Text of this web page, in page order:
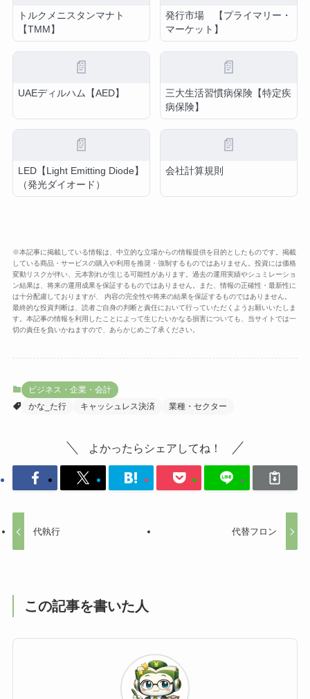
トルクメニスタンマナト
【TMM】
発行市場 【プライマリー・
マーケット】
📄
UAEディルハム【AED】
📄
三大生活習慣病保険【特定疾
病保険】
📄
LED【Light Emitting Diode】
（発光ダイオード）
📄
会社計算規則
※本記事に掲載している情報は、中立的な立場からの情報提供を目的としたものです。掲載
している商品・サービスの購入や利用を推奨・強制するものではありません。投資には価格
変動リスクが伴い、元本割れが生じる可能性があります。過去の運用実績やシュミレーショ
ン結果は、将来の運用成果を保証するものではありません。また、情報の正確性・最新性に
は十分配慮しておりますが、 内容の完全性や将来の結果を保証するものではありません。
最終的な投資判断は、読者ご自身の判断と責任において行っていただくようお願いいたしま
す。本記事の情報を利用したことによって生じたいかなる損害についても、当サイトでは一
切の責任を負いかねますので、あらかじめご了承ください。
ビジネス・企業・会計
かな_た行
キャッシュレス決済 業種・セクター
よかったらシェアしてね！
代執行 代替フロン
この記事を書いた人